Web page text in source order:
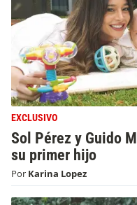
EXCLUSIVO
Sol Pérez y Guido
su primer hijo
Por Karina Lopez